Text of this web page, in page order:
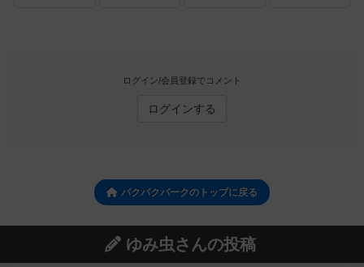
ログイン/会員登録でコメント
ログインする
パクパクパークのトップに戻る
ゆみ虫さんの投稿